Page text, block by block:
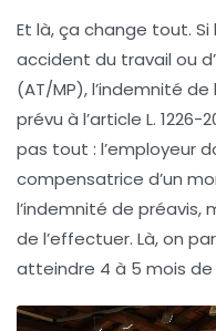
Et là, ça change tout. Si
accident du travail ou
(AT/MP), l’indemnité
prévu à l’article L.
pas tout : l’employeur
compensatrice d’un
l’indemnité de préavis,
de l’effectuer. Là, on
atteindre 4 à 5 mois de